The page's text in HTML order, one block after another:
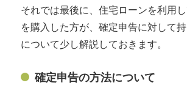
それでは最後に、住宅ローンを利用
を購入した方が、確定申告に対して
について少し解説しておきます。
確定申告の方法について